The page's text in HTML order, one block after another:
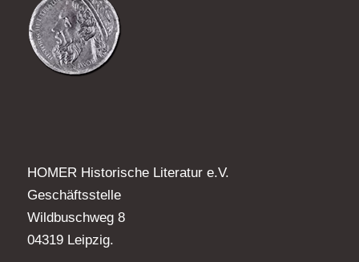
HOMER Historische Literatur e.V.
Geschäftsstelle
Wildbuschweg 8
04319 Leipzig.